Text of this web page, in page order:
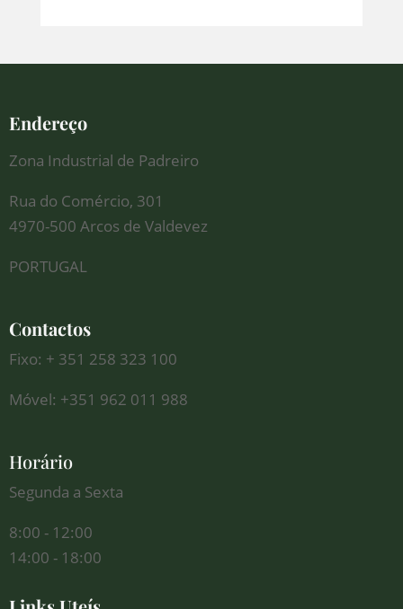
Endereço
Zona Industrial de Padreiro
Rua do Comércio, 301
4970-500 Arcos de Valdevez
PORTUGAL
Contactos
Fixo: + 351 258 323 100
Móvel: +351 962 011 988
Horário
Segunda a Sexta
8:00 - 12:00
14:00 - 18:00